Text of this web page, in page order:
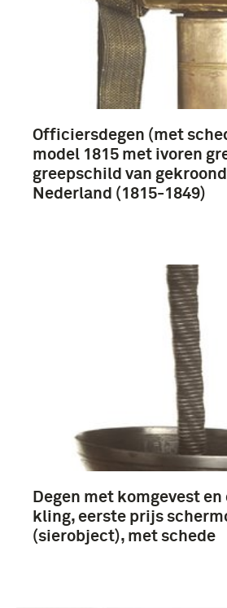
uniformen (285)
hoofddeksels (271)
uitrustingsstukken (106)
blanke wapens (10)
Meer
Eerste Wereldoorlog (1914-
Interbellum (1918-1939) (3)
infanterie (234)
Meer
Officiersdegen (met
model 1815 met ivoren
greepschild van
Nederland (1815-1849)
Degen met komgevest
kling, eerste prijs
(sierobject), met schede